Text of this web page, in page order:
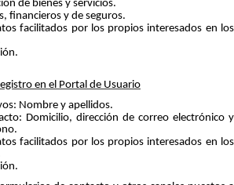
de bienes y servicios.
financieros y de seguros.
facilitados por los propios interesados en los
en el Portal de Usuario
Nombre y apellidos.
Domicilio, dirección de correo electrónico y
facilitados por los propios interesados en los